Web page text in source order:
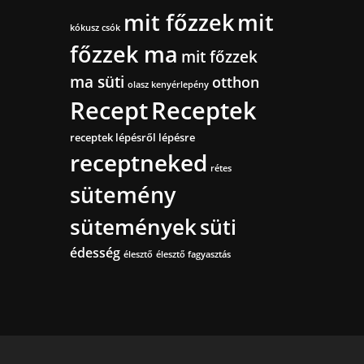
kókusz csók mit főzzekmit
főzzek ma mit főzzek
ma süti olasz kenyérlepény otthon
ReceptReceptek
receptek lépésről lépésre
receptneked rétes
sütemény
süteményeksüti
édesség élesztő élesztő fagyasztás